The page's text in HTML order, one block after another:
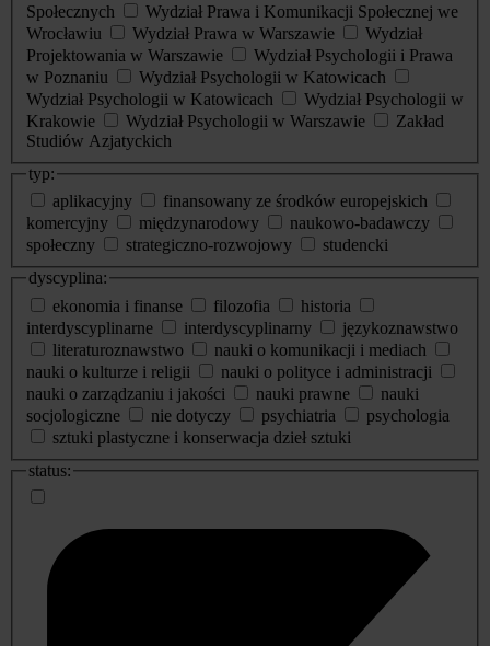
Społecznych
Wydział Prawa i Komunikacji Społecznej we
Wrocławiu
Wydział Prawa w Warszawie
Wydział
Projektowania w Warszawie
Wydział Psychologii i Prawa
w Poznaniu
Wydział Psychologii w Katowicach
Wydział Psychologii w Katowicach
Wydział Psychologii w
Krakowie
Wydział Psychologii w Warszawie
Zakład
Studiów Azjatyckich
typ:
aplikacyjny
finansowany ze środków europejskich
komercyjny
międzynarodowy
naukowo-badawczy
społeczny
strategiczno-rozwojowy
studencki
dyscyplina:
ekonomia i finanse
filozofia
historia
interdyscyplinarne
interdyscyplinarny
językoznawstwo
literaturoznawstwo
nauki o komunikacji i mediach
nauki o kulturze i religii
nauki o polityce i administracji
nauki o zarządzaniu i jakości
nauki prawne
nauki
socjologiczne
nie dotyczy psychiatria
psychologia
sztuki plastyczne i konserwacja dzieł sztuki
status: